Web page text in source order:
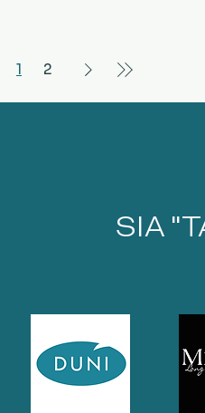
1 2
SIA